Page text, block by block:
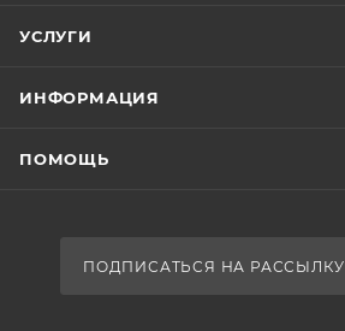
УСЛУГИ
ИНФОРМАЦИЯ
ПОМОЩЬ
ПОДПИСАТЬСЯ НА РАССЫЛКУ